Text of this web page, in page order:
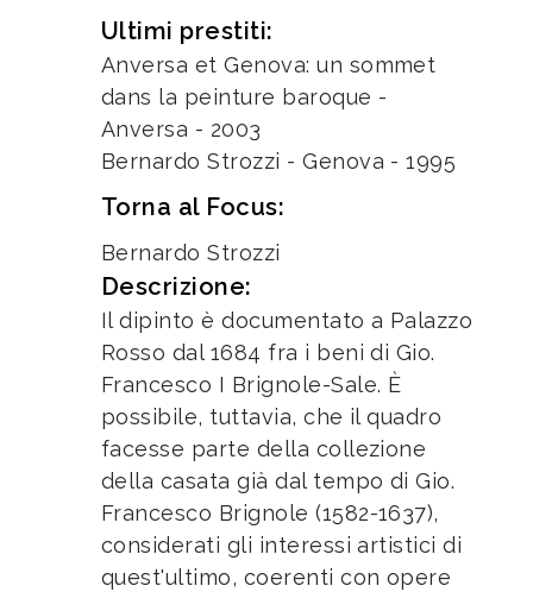
Ultimi prestiti:
Anversa et Genova: un sommet
dans la peinture baroque -
Anversa - 2003
Bernardo Strozzi - Genova - 1995
Torna al Focus:
Bernardo Strozzi
Descrizione:
Il dipinto è documentato a Palazzo
Rosso dal 1684 fra i beni di Gio.
Francesco I Brignole-Sale. È
possibile, tuttavia, che il quadro
facesse parte della collezione
della casata già dal tempo di Gio.
Francesco Brignole (1582-1637),
considerati gli interessi artistici di
quest'ultimo, coerenti con opere